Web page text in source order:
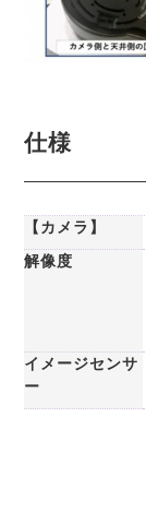
仕様
【カメラ】
解像度
イメージセンサ
ー